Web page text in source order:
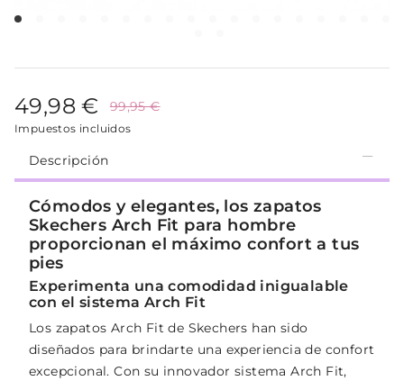
49,98 € 99,95 €
Impuestos incluidos
Descripción
Cómodos y elegantes, los zapatos
Skechers Arch Fit para hombre
proporcionan el máximo confort a tus
pies
Experimenta una comodidad inigualable
con el sistema Arch Fit
Los zapatos Arch Fit de Skechers han sido
diseñados para brindarte una experiencia de confort
excepcional. Con su innovador sistema Arch Fit,